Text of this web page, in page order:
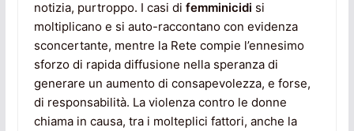
notizia, purtroppo. I casi di femminicidi si
moltiplicano e si auto-raccontano con evidenza
sconcertante, mentre la Rete compie l’ennesimo
sforzo di rapida diffusione nella speranza di
generare un aumento di consapevolezza, e forse,
di responsabilità. La violenza contro le donne
chiama in causa, tra i molteplici fattori, anche la